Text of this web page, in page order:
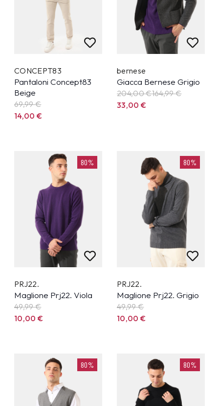
CONCEPT83
Pantaloni Concept83
Beige
69,99€
14,00€
bernese
Giacca Bernese Grigio
204,00 €164,99€
33,00€
80%
PRJ22.
Maglione Prj22. Viola
49,99€
10,00€
80%
PRJ22.
Maglione Prj22. Grigio
49,99€
10,00€
80% 80%